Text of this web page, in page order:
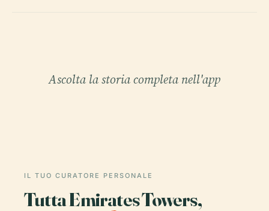
Ascolta la storia completa nell'app
IL TUO CURATORE PERSONALE
Tutta Emirates Towers,